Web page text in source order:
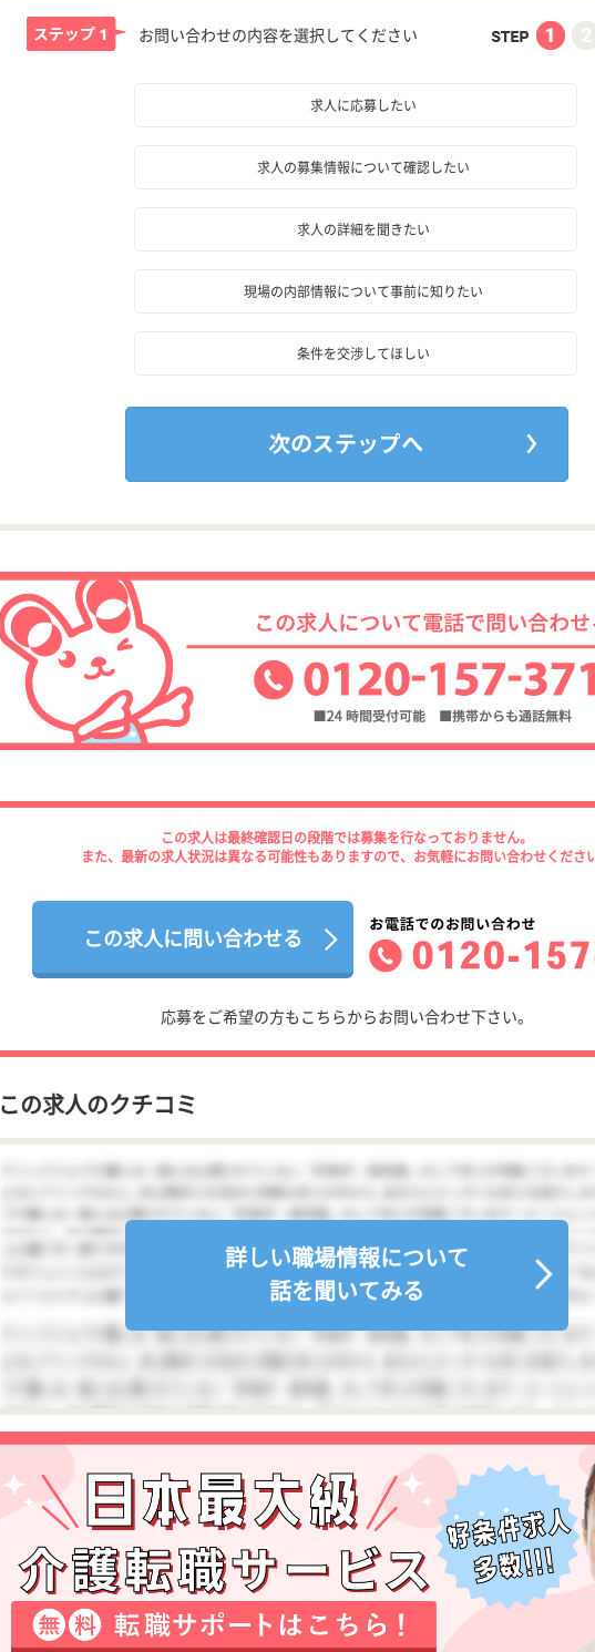
お問い合わせの内容を選択してください
求人に応募したい
求人の募集情報について確認したい
求人の詳細を聞きたい
現場の内部情報について事前に知りたい
条件を交渉してほしい
この求人は最終確認日の段階では募集を行なっておりません。
また、最新の求人状況は異なる可能性もありますので、お気軽にお問い合わせくださ
この求人に問い合わせる
応募をご希望の方もこちらからお問い合わせ下さい。
この求人のクチコミ
詳しい職場情報について
話を聞いてみる